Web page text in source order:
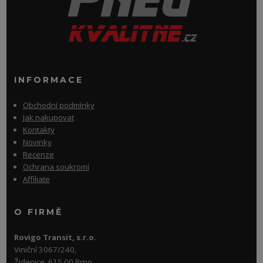
INFORMACE
Obchodní podmínky
Jak nakupovat
Kontakty
Novinky
Recenze
Ochrana soukromí
Affiliate
O FIRMĚ
Rovigo Transit, s.r.o.
Viniční 3067/240,